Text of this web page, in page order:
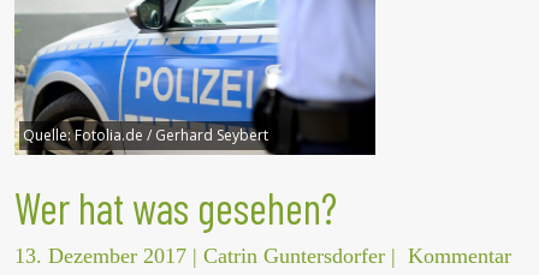
Quelle:Fotolia.de / Gerhard Seybert
Wer hat was gesehen?
13. Dezember 2017 | Catrin Guntersdorfer | Kommentar